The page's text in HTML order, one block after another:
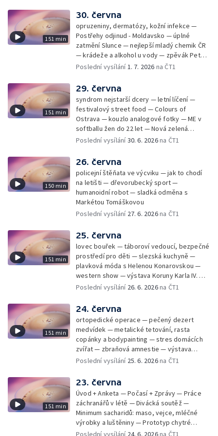
151 min
30. června
opruzeniny, dermatózy, kožní infekce —
Postřehy odjinud - Moldavsko — úplné
zatmění Slunce — nejlepší mladý chemik ČR
— krádeže a alkohol u vody — zpěvák Peter
Cmorik
Poslední vysílání1. 7. 2026 na ČT1
151 min
29. června
syndrom nejstarší dcery — letní líčení —
festivalový street food — Colours of
Ostrava — kouzlo analogové fotky — ME v
softballu žen do 22 let — Nová zelená
úsporám — Global Teacher Prize Czech
Poslední vysílání30. 6. 2026na ČT1
150 min
26. června
policejní štěňata ve výcviku — jak to chodí
na letišti — dřevorubecký sport —
humanoidní robot — sladká odměna s
Markétou Tomáškovou
Poslední vysílání 27. 6. 2026na ČT1
151 min
25. června
lovec bouřek — táboroví vedoucí, bezpečné
prostředí pro děti — slezská kuchyně —
plavková móda s Helenou Konarovskou —
western show — výstava Koruny Karla IV. —
mladý lezecký fenomén Josef Šindel
Poslední vysílání 26. 6. 2026na ČT1
151 min
24. června
ortopedické operace — pečený dezert
medvídek — metalické tetování, rasta
copánky a bodypainting — stres domácích
zvířat — zbraňová amnestie — výstava
mikrofotografií rostlin — fenomenální
Poslední vysílání 25. 6. 2026na ČT1
151 min
23. června
Úvod + Anketa — Počasí + Zprávy — Práce
záchranářů v létě — Divácká soutěž —
Minimum sacharidů: maso, vejce, mléčné
výrobky a luštěniny — Prototyp chytré
vložky do bot pro běžce — Anketa +
Poslední vysílání 24. 6. 2026na ČT1